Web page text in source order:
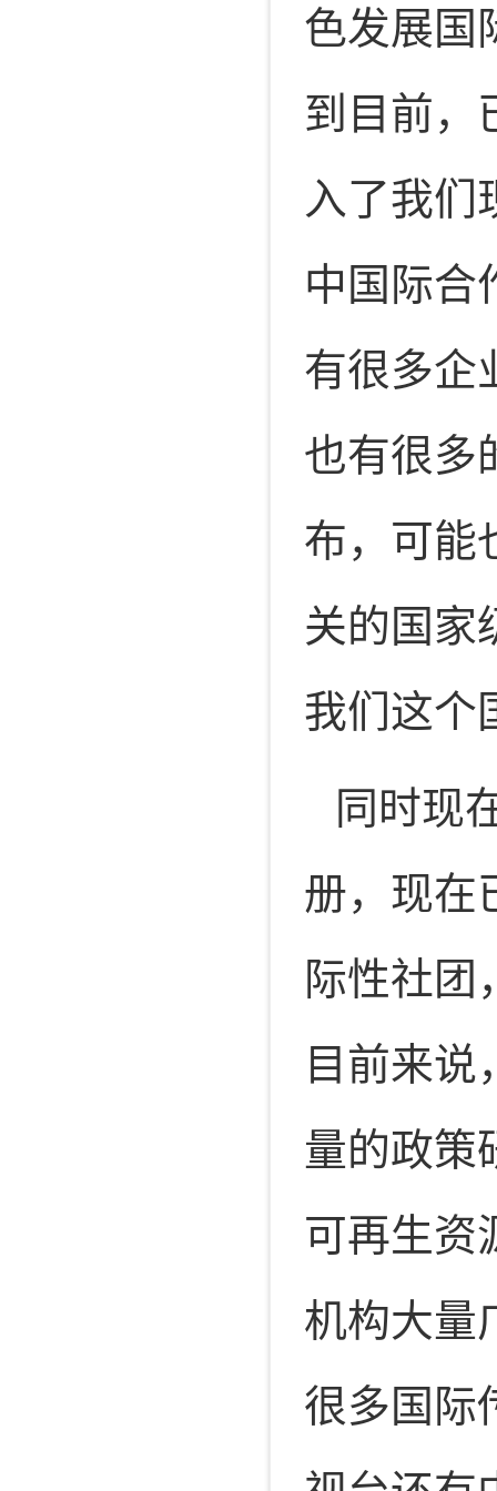
色发展国
到目前，
入了我们
中国际合
有很多企
也有很多
布，可能
关的国家
我们这个
同时现
册，现在
际性社团
目前来说
量的政策
可再生资
机构大量
很多国际